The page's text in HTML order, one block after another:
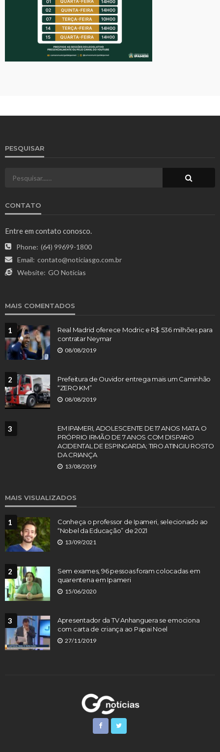
PESQUISAR
CONTATO
Entre em contato conosco.
Phone: (64) 99699-1800
Email: contato@noticiasgo.com.br
Website: GO Notícias
MAIS COMENTADOS
1
Real Madrid oferece Modric e R$ 536 milhões para
contratar Neymar
08/08/2019
2
Prefeitura de Ouvidor entrega mais um Caminhão
“ZERO KM”
08/08/2019
3
EM IPAMERI, ADOLESCENTE DE 17 ANOS MATA O
PRÓPRIO IRMÃO DE 7 ANOS COM DISPARO
ACIDENTAL DE ESPINGARDA; TIRO ATINGIU ROSTO
DA CRIANÇA
13/08/2019
MAIS VISUALIZADOS
1
Conheça o professor de Ipameri, selecionado ao
“Nobel da Educação” de 2021
13/09/2021
2
Sem exames, 96 pessoas foram colocadas em
quarentena em Ipameri
15/06/2020
3
Apresentador da TV Anhanguera se emociona
com carta de criança ao Papai Noel
27/11/2019